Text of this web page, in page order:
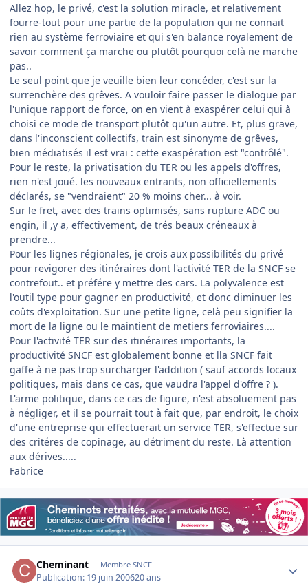
Allez hop, le privé, c'est la solution miracle, et relativement
fourre-tout pour une partie de la population qui ne connait
rien au système ferroviaire et qui s'en balance royalement de
savoir comment ça marche ou plutôt pourquoi celà ne marche
pas..
Le seul point que je veuille bien leur concéder, c'est sur la
surrenchère des grêves. A vouloir faire passer le dialogue par
l'unique rapport de force, on en vient à exaspérer celui qui à
choisi ce mode de transport plutôt qu'un autre. Et, plus grave,
dans l'inconscient collectifs, train est sinonyme de grêves,
bien médiatisés il est vrai : cette exaspération est "contrôlé".
Pour le reste, la privatisation du TER ou les appels d'offres,
rien n'est joué. les nouveaux entrants, non officiellements
déclarés, se "vendraient" 20 % moins cher... à voir.
Sur le fret, avec des trains optimisés, sans rupture ADC ou
engin, il ,y a, effectivement, de trés beaux créneaux à
prendre...
Pour les lignes régionales, je crois aux possibilités du privé
pour revigorer des itinéraires dont l'activité TER de la SNCF se
contrefout.. et préfére y mettre des cars. La polyvalence est
l'outil type pour gagner en productivité, et donc diminuer les
coûts d'exploitation. Sur une petite ligne, celà peu signifier la
mort de la ligne ou le maintient de metiers ferroviaires....
Pour l'activité TER sur des itinéraires importants, la
productivité SNCF est globalement bonne et lla SNCF fait
gaffe à ne pas trop surcharger l'addition ( sauf accords locaux
politiques, mais dans ce cas, que vaudra l'appel d'offre ? ).
L'arme politique, dans ce cas de figure, n'est absoluement pas
à négliger, et il se pourrait tout à fait que, par endroit, le choix
d'une entreprise qui effectuerait un service TER, s'effectue sur
des critéres de copinage, au détriment du reste. Là attention
aux dérives.....
Fabrice
Cheminant Membre SNCF
Publication: 19 juin 200620 ans